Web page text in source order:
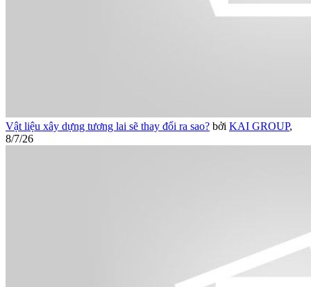
Vật liệu xây dựng tương lai sẽ thay đổi ra sao? bởi KAI GROUP,
8/7/26